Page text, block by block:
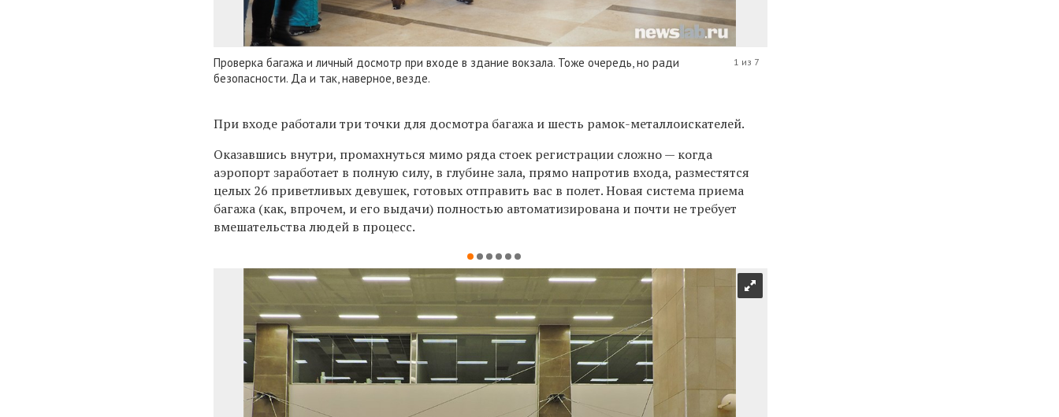
Проверка багажа и личный досмотр при входе в здание вокзала. Тоже очередь, но ради
безопасности. Да и так, наверное, везде.
1 из 7
При входе работали три точки для досмотра багажа и шесть рамок-металлоискателей.
Оказавшись внутри, промахнуться мимо ряда стоек регистрации сложно — когда
аэропорт заработает в полную силу, в глубине зала, прямо напротив входа, разместятся
целых 26 приветливых девушек, готовых отправить вас в полет. Новая система приема
багажа (как, впрочем, и его выдачи) полностью автоматизирована и почти не требует
вмешательства людей в процесс.